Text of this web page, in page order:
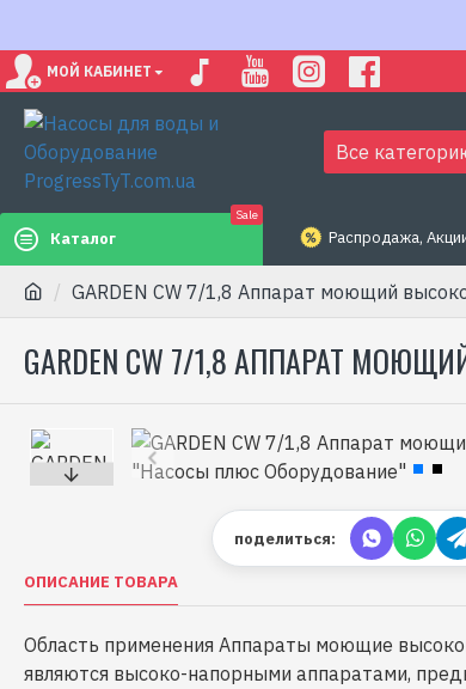
МОЙ КАБИНЕТ
Все
Каталог
Sale
Распродажа,
GARDEN CW 7/1,8 Аппарат моющий
GARDEN CW 7/1,8 АППАРАТ
поделиться:
ОПИСАНИЕ ТОВАРА
Область применения Аппараты моющие
являются высоко-напорными аппаратами,